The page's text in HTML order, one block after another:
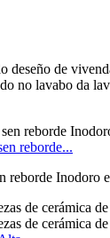
deseño de
no lavabo da
reborde...
reborde Inodoro